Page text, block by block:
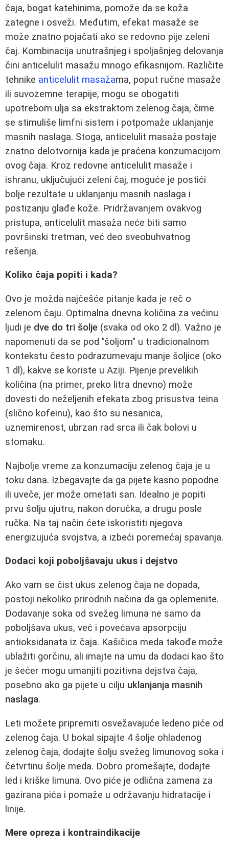
čaja, bogat katehinima, pomože da se koža
zategne i osveži. Međutim, efekat masaže se
može znatno pojačati ako se redovno pije zeleni
čaj. Kombinacija unutrašnjeg i spoljašnjeg delovanja
čini anticelulit masažu mnogo efikasnijom. Različite
tehnike anticelulit masažama, poput ručne masaže
ili suvozemne terapije, mogu se obogatiti
upotrebom ulja sa ekstraktom zelenog čaja, čime
se stimuliše limfni sistem i potpomaže uklanjanje
masnih naslaga. Stoga, anticelulit masaža postaje
znatno delotvornija kada je praćena konzumacijom
ovog čaja. Kroz redovne anticelulit masaže i
ishranu, uključujući zeleni čaj, moguće je postići
bolje rezultate u uklanjanju masnih naslaga i
postizanju glađe kože. Pridržavanjem ovakvog
pristupa, anticelulit masaža neće biti samo
površinski tretman, već deo sveobuhvatnog
rešenja.
Koliko čaja popiti i kada?
Ovo je možda najčešće pitanje kada je reč o
zelenom čaju. Optimalna dnevna količina za većinu
ljudi je dve do tri šolje (svaka od oko 2 dl). Važno je
napomenuti da se pod "šoljom" u tradicionalnom
kontekstu često podrazumevaju manje šoljice (oko
1 dl), kakve se koriste u Aziji. Pijenje prevelikih
količina (na primer, preko litra dnevno) može
dovesti do neželjenih efekata zbog prisustva teina
(slično kofeinu), kao što su nesanica,
uznemirenost, ubrzan rad srca ili čak bolovi u
stomaku.
Najbolje vreme za konzumaciju zelenog čaja je u
toku dana. Izbegavajte da ga pijete kasno popodne
ili uveče, jer može ometati san. Idealno je popiti
prvu šolju ujutru, nakon doručka, a drugu posle
ručka. Na taj način ćete iskoristiti njegova
energizujuća svojstva, a izbeći poremećaj spavanja.
Dodaci koji poboljšavaju ukus i dejstvo
Ako vam se čist ukus zelenog čaja ne dopada,
postoji nekoliko prirodnih načina da ga oplemenite.
Dodavanje soka od svežeg limuna ne samo da
poboljšava ukus, već i povećava apsorpciju
antioksidanata iz čaja. Kašičica meda takođe može
ublažiti gorčinu, ali imajte na umu da dodaci kao što
je šećer mogu umanjiti pozitivna dejstva čaja,
posebno ako ga pijete u cilju uklanjanja masnih
naslaga.
Leti možete pripremiti osvežavajuće ledeno piće od
zelenog čaja. U bokal sipajte 4 šolje ohladenog
zelenog čaja, dodajte šolju svežeg limunovog soka i
četvrtinu šolje meda. Dobro promešajte, dodajte
led i kriške limuna. Ovo piće je odlična zamena za
gazirana pića i pomaže u održavanju hidratacije i
linije.
Mere opreza i kontraindikacije